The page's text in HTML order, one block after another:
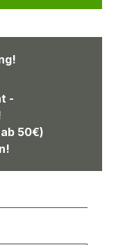
-
50€)